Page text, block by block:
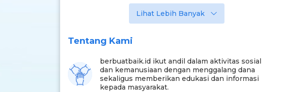
dia kasih ke anak itu,” ujar Dede.
pernah ngerasa sendiri. Rezeki tuh gede ke depannya,
orang jangan ngarep bakal dibalikin sama dia, nanti juga
bakal ada yang ngebalikin lebih gede lagi,’ katanya gitu,”
lanjutnya.
Lihat Lebih Banyak
Tentang Kami
berbuatbaik.id ikut andil dalam aktivitas sosial
dan kemanusiaan dengan menggalang dana
sekaligus memberikan edukasi dan informasi
kepada masyarakat.